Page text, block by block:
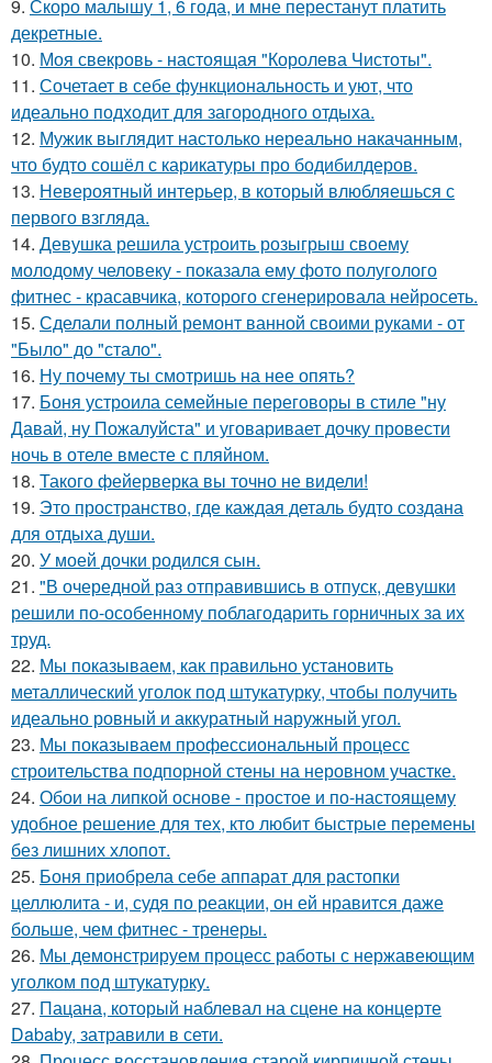
9. Скоро малышу 1, 6 года, и мне перестанут платить
декретные.
10. Моя свекровь - настоящая "Королева Чистоты".
11. Сочетает в себе функциональность и уют, что
идеально подходит для загородного отдыха.
12. Мужик выглядит настолько нереально накачанным,
что будто сошёл с карикатуры про бодибилдеров.
13. Невероятный интерьер, в который влюбляешься с
первого взгляда.
14. Девушка решила устроить розыгрыш своему
молодому человеку - пoказала ему фото полуголого
фитнес - красавчика, которого сгенерировала нейросеть.
15. Сделали полный ремонт ванной своими руками - от
"Было" до "стало".
16. Ну почему ты смотришь на нее опять?
17. Боня устроила семейные переговоры в стиле "ну
Давай, ну Пожалуйста" и уговаривает дочку провести
ночь в отеле вместе с пляйном.
18. Такого фейерверка вы точно не видели!
19. Это пространство, где каждая деталь будто создана
для отдыха души.
20. У моей дочки родился сын.
21. "В очередной раз отправившись в отпуск, девушки
решили по-особенному поблагодарить горничных за их
труд.
22. Мы показываем, как правильно установить
металлический уголок под штукатурку, чтобы получить
идеально ровный и аккуратный наружный угол.
23. Мы показываем профессиональный процесс
строительства подпорной стены на неровном участке.
24. Обои на липкой основе - простое и по-настоящему
удобное решение для тех, кто любит быстрые перемены
без лишних хлопот.
25. Боня приобрела себе аппарат для растопки
целлюлита - и, судя по реакции, он ей нравится даже
больше, чем фитнес - тренеры.
26. Мы демонстрируем процесс работы с нержавеющим
уголком под штукатурку.
27. Пацана, который наблевал на сцене на концерте
Dababy, затравили в сети.